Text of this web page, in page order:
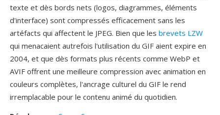
texte et dès bords nets (logos, diagrammes, éléments
d'interface) sont compressés efficacement sans les
artéfacts qui affectent le JPEG. Bien que les brevets LZW
qui menacaient autrefois l'utilisation du GIF aient expire en
2004, et que dès formats plus récents comme WebP et
AVIF offrent une meilleure compression avec animation en
couleurs complètes, l'ancrage culturel du GIF le rend
irremplacable pour le contenu animé du quotidien.